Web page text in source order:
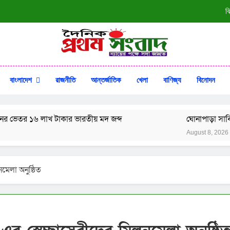
শ্রীবরদী
ঘোনাপাড়া
শেরপুরে ‘জুলাই-
প্রথম সংবাদ
বাংলাদেশ রাজনীতি আন্তর্জাতিক খেলা বাণিজ্য বিনোদন
লাখ টাকার ভারতীয় মদ জব্দ ঘোনাপাড়া সার্বিক
August 8, 2026
অনুষ্ঠিত